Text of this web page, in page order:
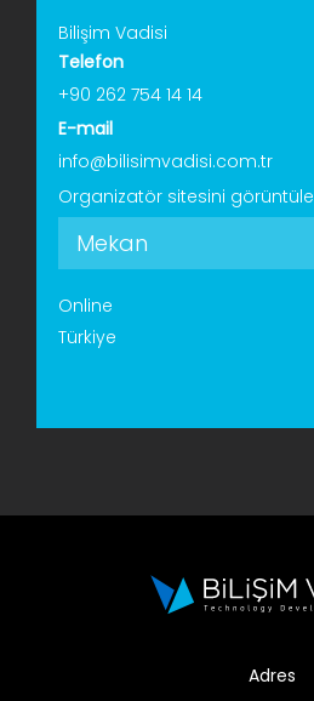
Mekan
Online
Türkiye
Bilişim Vadisi
Telefon
+90 262 754 14 14
E-mail
info@bilisimvadisi.com.tr
Organizatör sitesini görüntüle
Adres